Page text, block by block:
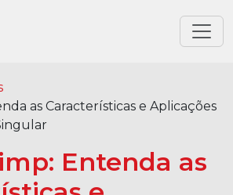
as Características e Aplicações
Entenda as